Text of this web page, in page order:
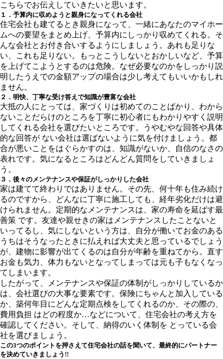
こちらでお伝えしていきたいと思います。
１．予算内に収めようと親身になってくれる会社
住宅会社も建てるとき親身になって、一緒にあなたのマイホー
ムへの要望をまとめ上げ、予算内にしっかり収めてくれる。そ
んな会社とお付き合いするようにしましょう。あれも足りな
い、これも足りない。もっとこうしないとおかしいなど、予算
を上げてこようとするのは危険。なぜ必要なのかをしっかり説
明したうえでの金額アップの場合は少し考えてもいいかもしれ
ません。
２．明快、丁寧な受け答えで知識が豊富な会社
大抵の人にとっては、家づくりは初めてのことばかり、わから
ないことだらけのところを丁寧に初心者にもわかりやすく説明
してくれる会社を選びたいところです。うやむやな回答や具体
的な回答が ない会社は選ばないように気を付けましょう。都
合が悪いことをはぐらかすのは、知識がないか、自信のなさの
表れです。気になるところはどんどん質問をしていきましょ
う。
３．後々のメンテナンスや保証がしっかりした会社
家は建てて終わりではありません。その先、何十年も住み続け
るのですから、どんなに丁寧に施工しても、経年劣化だけは避
けられません。定期的なメンテナンスは、家の寿命を延ばす最
善策 です。友達や親せきの家はメンテナンスしたことないと
いってるし、気にしないという方は、自分が働いてお金のある
うちはそうなったときに払えれば大丈夫と思っているでしょう
が、建物に影響が出てくるのは自分が年齢を重ねてから。直す
お金も気力、体力もないとなってしまっては元も子もなくなっ
てしまいます。
したがって、メンテナンスや保証の体制がしっかりしているか
は、会社選びの大事な要素です。保険にちゃんと加入している
か、築何年目にどんな定期点検をしてくれるのか、その際の、
費用負担 はどの程度か…などについて、住宅会社の考え方を
確認してください。そして、納得のいく体制を とっている会
社を選びましょう。
この3つのポイントを押さえて住宅会社の話を聞いて、最終的にパートナー
を決めていきましょう!!